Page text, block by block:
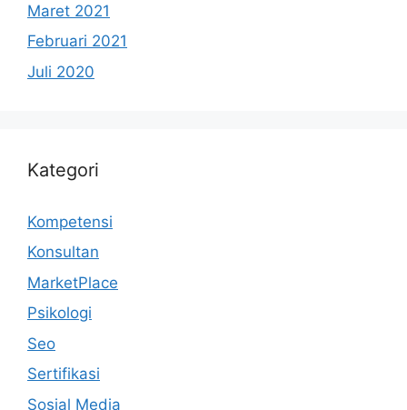
Maret 2021
Februari 2021
Juli 2020
Kategori
Kompetensi
Konsultan
MarketPlace
Psikologi
Seo
Sertifikasi
Sosial Media